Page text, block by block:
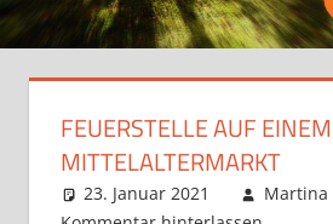
FEUERSTELLE AUF EINEM
MITTELALTERMARKT
23. Januar 2021
Martina